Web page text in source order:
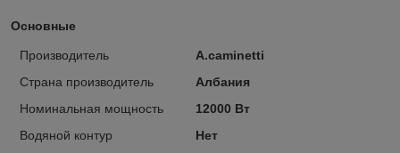
Основные
Производитель
A.caminetti
Страна производитель
Албания
Номинальная мощность
12000 Вт
Водяной контур
Нет